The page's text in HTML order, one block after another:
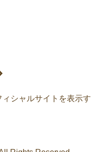
シャルサイトを表示す